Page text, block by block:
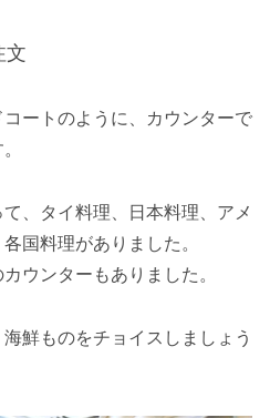
文
ートのように、カウンターで
、タイ料理、日本料理、アメ
国料理がありました。
ウンターもありました。
鮮ものをチョイスしましょう